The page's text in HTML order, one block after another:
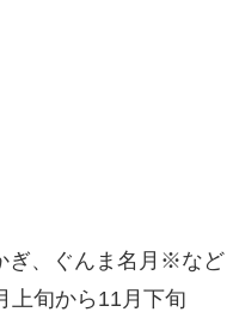
、ぐんま名月※など
上旬から11月下旬